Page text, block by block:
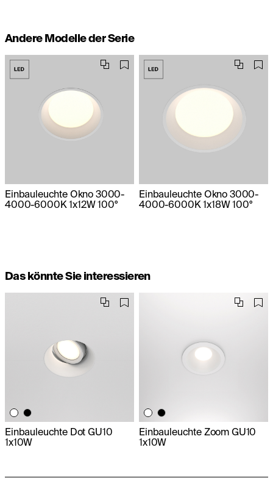
Andere Modelle der Serie
Einbauleuchte Okno 3000-
4000-6000K 1x12W 100°
Einbauleuchte Okno 3000-
4000-6000K 1x18W 100°
Das könnte Sie interessieren
Einbauleuchte Dot GU10
1x10W
Einbauleuchte Zoom GU10
1x10W